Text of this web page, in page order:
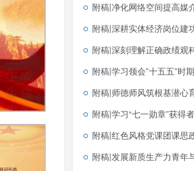
附稿|净化网络空间提高媒介素养治理网络乱象青少年思政宣讲PPT课件模
附稿|深耕实体经济岗位建功促发展制造业企业青年员工
附稿|深刻理解正确政绩观科学内涵和实践要求
附稿|学习领会”十五五”时期经济社会发展的指导思想重大原则和
附稿|师德师风筑根基潜心育人守初心学校教师师德
附稿|学习“七一勋章”获得者王於昌同志先进
附稿|红色风格党课团课思政PPT完整版学习党建文
附稿|发展新质生产力青年与未来产业思政课公